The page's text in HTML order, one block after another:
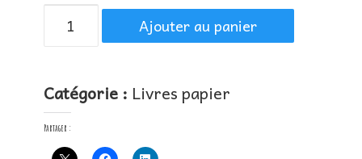
quantité
Clé
des
Champs
Ajouter au panier
Catégorie : Livres papier
Partager :